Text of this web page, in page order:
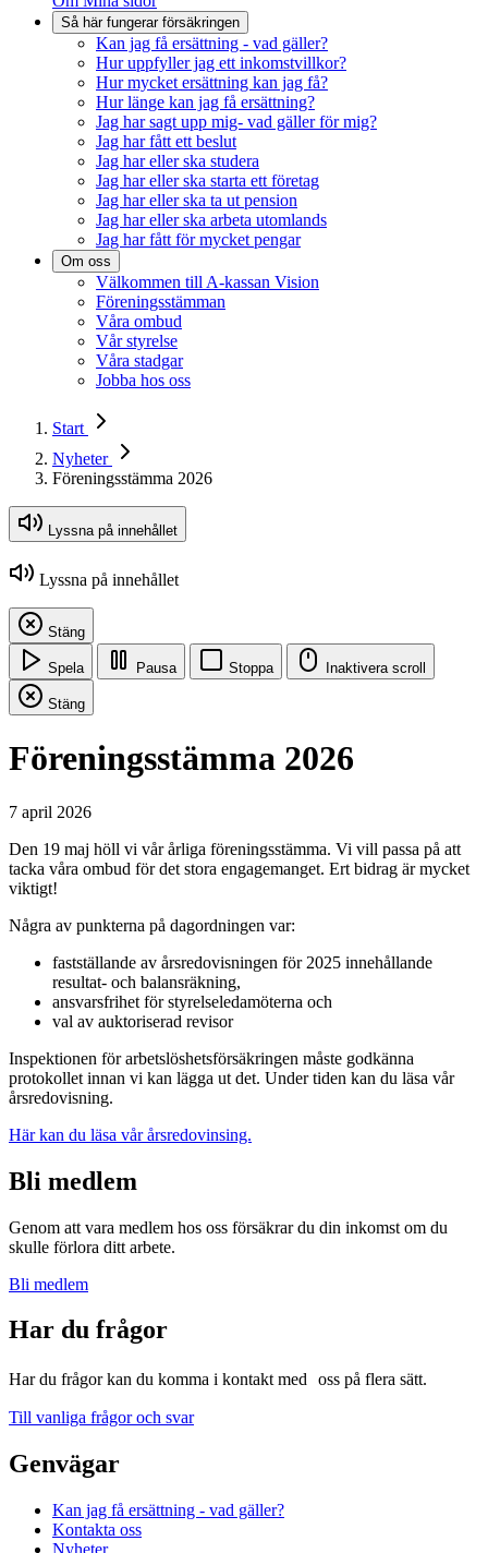
Så här fungerar försäkringen
Kan jag få ersättning - vad gäller?
Hur uppfyller jag ett inkomstvillkor?
Hur mycket ersättning kan jag få?
Hur länge kan jag få ersättning?
Jag har sagt upp mig- vad gäller för mig?
Jag har fått ett beslut
Jag har eller ska studera
Jag har eller ska starta ett företag
Jag har eller ska ta ut pension
Jag har eller ska arbeta utomlands
Jag har fått för mycket pengar
Om oss
Välkommen till A-kassan Vision
Föreningsstämman
Våra ombud
Vår styrelse
Våra stadgar
Jobba hos oss
Start
Nyheter
Föreningsstämma 2026
Lyssna på innehållet
Lyssna på innehållet
Stäng
Spela Pausa Stoppa Inaktivera scroll
Stäng
Föreningsstämma 2026
7 april 2026
Den 19 maj höll vi vår årliga föreningsstämma. Vi vill passa på att
tacka våra ombud för det stora engagemanget. Ert bidrag är mycket
viktigt!
Några av punkterna på dagordningen var:
fastställande av årsredovisningen för 2025 innehållande
resultat- och balansräkning,
ansvarsfrihet för styrelseledamöterna och
val av auktoriserad revisor
Inspektionen för arbetslöshetsförsäkringen måste godkänna
protokollet innan vi kan lägga ut det. Under tiden kan du läsa vår
årsredovisning.
Här kan du läsa vår årsredovinsing.
Bli medlem
Genom att vara medlem hos oss försäkrar du din inkomst om du
skulle förlora ditt arbete.
Bli medlem
Har du frågor
Har du frågor kan du komma i kontakt med oss på flera sätt.
Till vanliga frågor och svar
Genvägar
Kan jag få ersättning - vad gäller?
Kontakta oss